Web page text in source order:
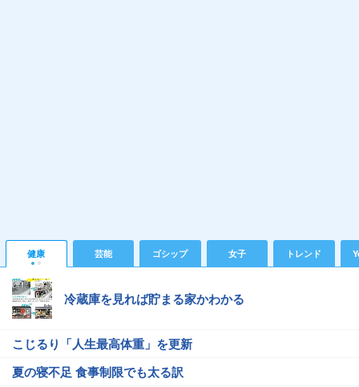
健康 芸能 ゴシップ 女子 トレンド
冷蔵庫を見れば貯まる家かわかる
こじるり「人生最高体重」を更新
夏の寝不足 食事制限でも太る訳